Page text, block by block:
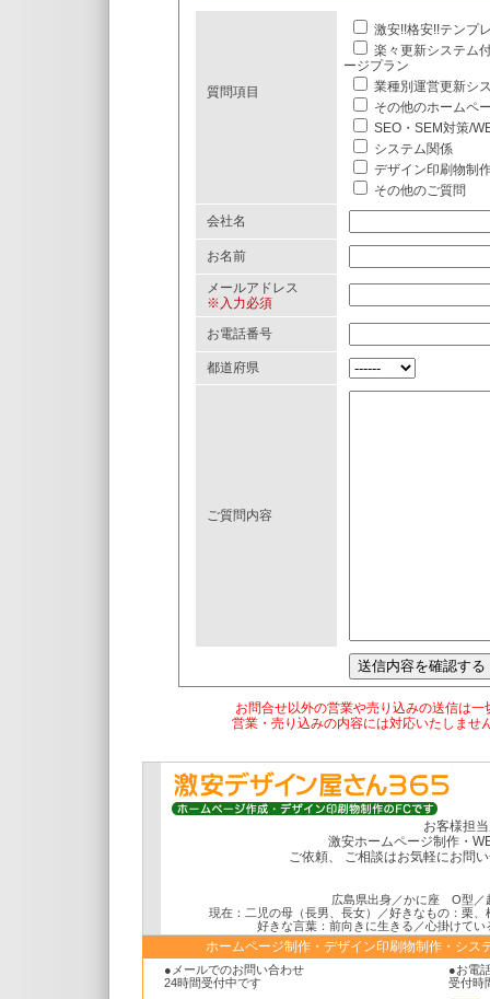
質問項目
激安!!格安!!テンプ
楽々更新システム
ージプラン
業種別運営更新シ
その他のホームペ
SEO・SEM対策/
システム関係
デザイン印刷物制
その他のご質問
会社名
お名前
メールアドレス
※入力必須
お電話番号
都道府県
ご質問内容
お問合せ以外の営業や売り込みの送信は
営業・売り込みの内容には対応いたしませ
お客様担
激安ホームページ制作・
ご依頼、 ご相談はお気軽にお問
広島県出身／かに座 O型／
現在：二児の母（長男、長女）／好きなもの：栗、
好きな言葉：前向きに生きる／心掛けてい
ホームページ制作・デザイン印刷物制作・シス
●メールでのお問い合わせ
24時間受付中です
●お電話
受付時